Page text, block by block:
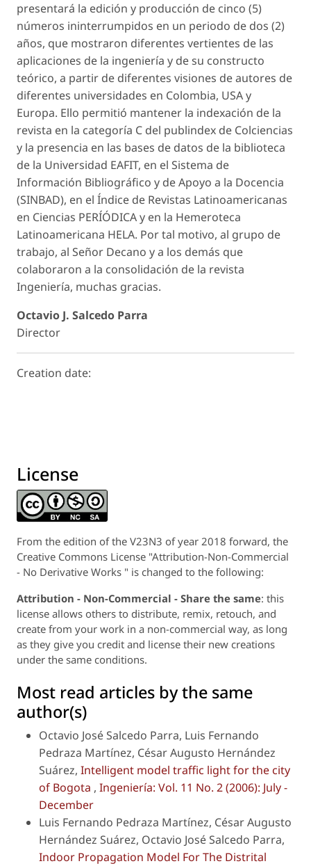
presentará la edición y producción de cinco (5)
números ininterrumpidos en un periodo de dos (2)
años, que mostraron diferentes vertientes de las
aplicaciones de la ingeniería y de su constructo
teórico, a partir de diferentes visiones de autores de
diferentes universidades en Colombia, USA y
Europa. Ello permitió mantener la indexación de la
revista en la categoría C del publindex de Colciencias
y la presencia en las bases de datos de la biblioteca
de la Universidad EAFIT, en el Sistema de
Información Bibliográfico y de Apoyo a la Docencia
(SINBAD), en el Índice de Revistas Latinoamericanas
en Ciencias PERÍÓDICA y en la Hemeroteca
Latinoamericana HELA. Por tal motivo, al grupo de
trabajo, al Señor Decano y a los demás que
colaboraron a la consolidación de la revista
Ingeniería, muchas gracias.
Octavio J. Salcedo Parra
Director
Creation date:
License
From the edition of the V23N3 of year 2018 forward, the
Creative Commons License "Attribution-Non-Commercial
- No Derivative Works " is changed to the following:
Attribution - Non-Commercial - Share the same: this
license allows others to distribute, remix, retouch, and
create from your work in a non-commercial way, as long
as they give you credit and license their new creations
under the same conditions.
Most read articles by the same
author(s)
Octavio José Salcedo Parra, Luis Fernando
Pedraza Martínez, César Augusto Hernández
Suárez, Intelligent model traffic light for the city
of Bogota , Ingeniería: Vol. 11 No. 2 (2006): July -
December
Luis Fernando Pedraza Martínez, César Augusto
Hernández Suárez, Octavio José Salcedo Parra,
Indoor Propagation Model For The Distrital